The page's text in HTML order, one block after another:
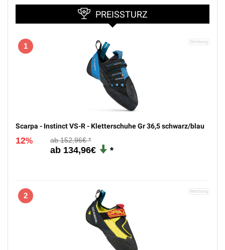
PREISSTURZ
1
Scarpa - Instinct VS-R - Kletterschuhe Gr 36,5 schwarz/blau
12% 152,96€
134,96€
2